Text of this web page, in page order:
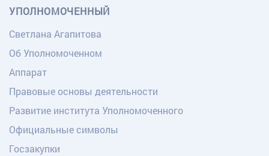
УПОЛНОМОЧЕННЫЙ
Светлана Агапитова
Об Уполномоченном
Аппарат
Правовые основы деятельности
Развитие института Уполномоченного
Официальные символы
Госзакупки